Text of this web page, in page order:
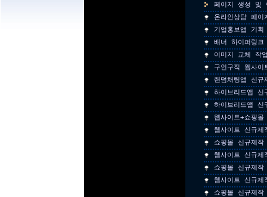
페이지 생성 및
온라인상담 페
기업홍보앱 기획
배너 하이퍼링크
이미지 교체 작
구인구직 웹사이
랜덤채팅앱 신규
하이브리드앱 신
하이브리드앱 신
웹사이트+쇼핑
웹사이트 신규제
쇼핑몰 신규제작
웹사이트 신규제
쇼핑몰 신규제작
웹사이트 신규
쇼핑몰 신규제작